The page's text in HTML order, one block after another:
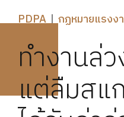
PDPA กฏหมายแรงง
ทำงานล่
แต่ลืมสแ